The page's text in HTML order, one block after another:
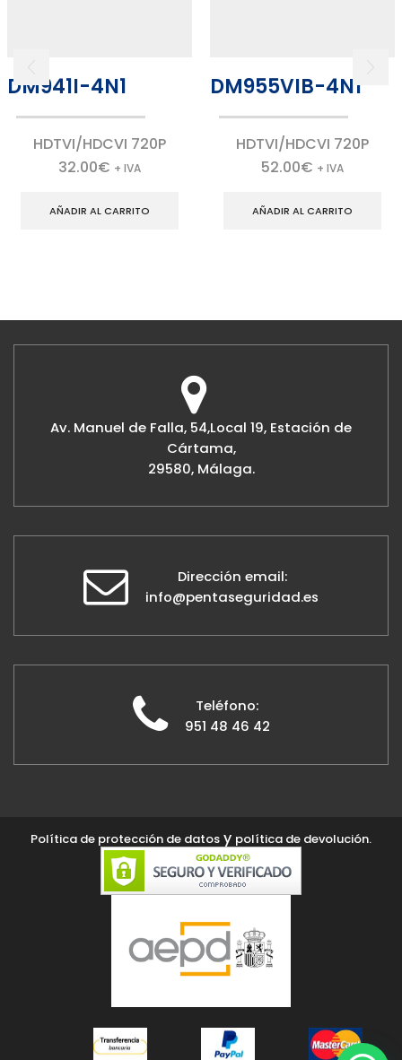
DM941I-4N1
HDTVI/HDCVI 720P
32.00€ + IVA
AÑADIR AL CARRITO
DM955VIB-4N1
HDTVI/HDCVI 720P
52.00€ + IVA
AÑADIR AL CARRITO
Av. Manuel de Falla, 54,Local 19, Estación de
Cártama,
29580, Málaga.
Dirección email:
info@pentaseguridad.es
Teléfono:
951 48 46 42
Política de protección de datos y política de devolución.